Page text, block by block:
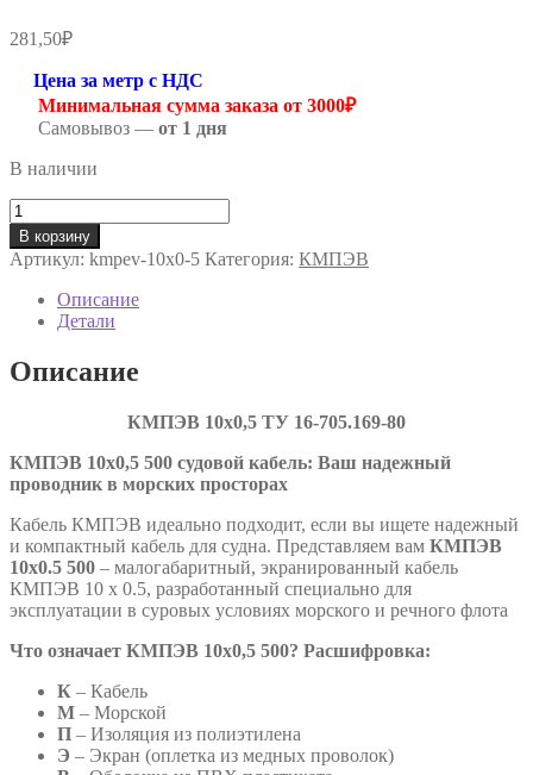
281,50₽
Цена за метр с НДС
Минимальная сумма заказа от 3000₽
Самовывоз — от 1 дня
В наличии
Количество
товара
КМПЭВ
10х0,5
705.169-
80
В корзину
Артикул: kmpev-10х0-5 Категория: КМПЭВ
Описание
Детали
Описание
КМПЭВ 10х0,5 ТУ 16-705.169-80
КМПЭВ 10х0,5 500 судовой кабель: Ваш надежный
проводник в морских просторах
Кабель КМПЭВ идеально подходит, если вы ищете надежный
и компактный кабель для судна. Представляем вам КМПЭВ
10х0.5 500 – малогабаритный, экранированный кабель
КМПЭВ 10 х 0.5, разработанный специально для
эксплуатации в суровых условиях морского и речного флота
Что означает КМПЭВ 10х0,5 500? Расшифровка:
К – Кабель
М – Морской
П – Изоляция из полиэтилена
Э – Экран (оплетка из медных проволок)